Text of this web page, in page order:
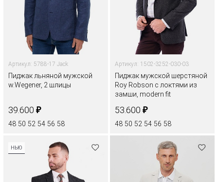
Артикул: 5788-17 Jack
Пиджак льняной мужской
w.Wegener, 2 шлицы
39.600 ₽
48 50 52 54 56 58
Артикул: 1502-3252-030-03
Пиджак мужской шерстяной
Roy Robson с локтями из
замши, modern fit
53.600 ₽
48 50 52 54 56 58
НЬЮ